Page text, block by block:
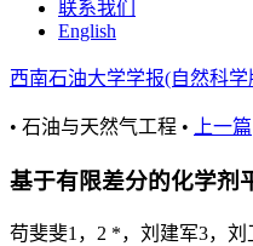
联系我们
English
西南石油大学学报(自然科学
• 石油与天然气工程 • 上一篇
基于有限差分的化学剂
苟斐斐1，2 *，刘建军3，